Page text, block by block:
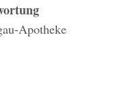
Apotheke